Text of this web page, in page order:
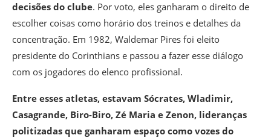
decisões do clube. Por voto, eles ganharam o direito de
escolher coisas como horário dos treinos e detalhes da
concentração. Em 1982, Waldemar Pires foi eleito
presidente do Corinthians e passou a fazer esse diálogo
com os jogadores do elenco profissional.
Entre esses atletas, estavam Sócrates, Wladimir,
Casagrande, Biro-Biro, Zé Maria e Zenon, lideranças
politizadas que ganharam espaço como vozes do